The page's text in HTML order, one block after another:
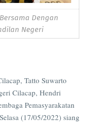
Dengan
Negeri
Tatto Suwarto
Cilacap, Hendri
Pemasyarakatan
(17/05/2022) siang